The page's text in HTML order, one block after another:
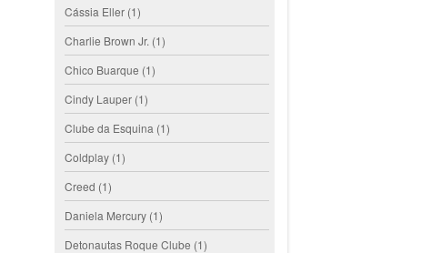
Cássia Eller (1)
Charlie Brown Jr. (1)
Chico Buarque (1)
Cindy Lauper (1)
Clube da Esquina (1)
Coldplay (1)
Creed (1)
Daniela Mercury (1)
Detonautas Roque Clube (1)